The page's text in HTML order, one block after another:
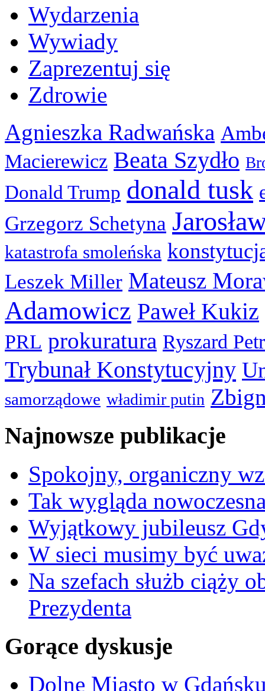
Wydarzenia
Wywiady
Zaprezentuj się
Zdrowie
Agnieszka Radwańska
Macierewicz Beata Szydło
Donald Trump donald tusk
Grzegorz Schetyna
katastrofa smoleńska
Leszek Miller Mateusz
Adamowicz Paweł Kukiz
PRL prokuratura Ryszard
Trybunał Konstytucyjny
samorządowe władimir putin
Najnowsze publikacje
Spokojny, organiczny
Tak wygląda
Wyjątkowy jubileusz
W sieci musimy być
Na szefach służb ciąży
Prezydenta
Gorące dyskusje
Dolne Miasto w